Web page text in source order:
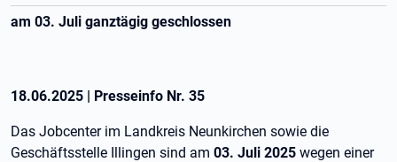
am 03. Juli ganztägig geschlossen
18.06.2025 | Presseinfo Nr. 35
Das Jobcenter im Landkreis Neunkirchen sowie die
Geschäftsstelle Illingen sind am 03. Juli 2025 wegen einer